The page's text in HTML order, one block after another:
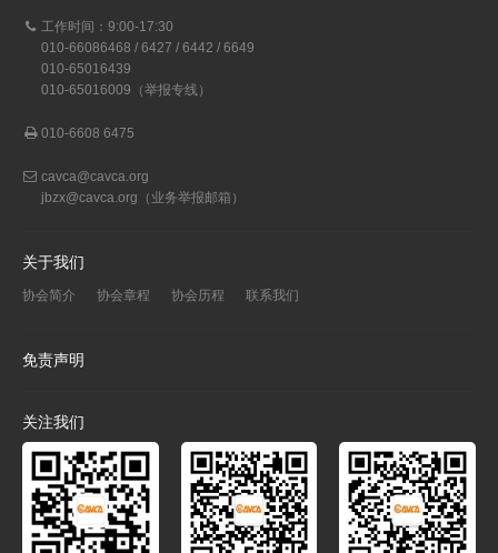
工作时间：9:00-17:30
010-66086468 / 6427 / 6442 / 6649
010-65016439
010-65016009（举报专线）
010-6608 6475
cavca@cavca.org
jbzx@cavca.org （业务举报邮箱）
关于我们
协会简介 协会章程 协会历程 联系我们
免责声明
关注我们